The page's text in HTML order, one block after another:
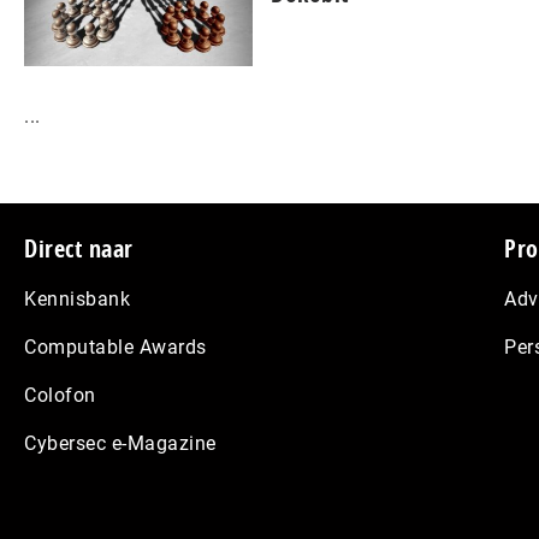
...
Footer
Direct naar
Kennisbank
Computable Awards
Colofon
Cybersec e-Magazine